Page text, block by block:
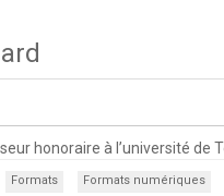
honoraire à l’université de
Formats Formats numériques